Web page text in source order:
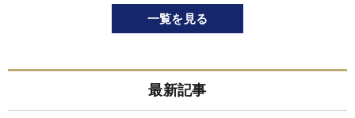
一覧を見る
最新記事